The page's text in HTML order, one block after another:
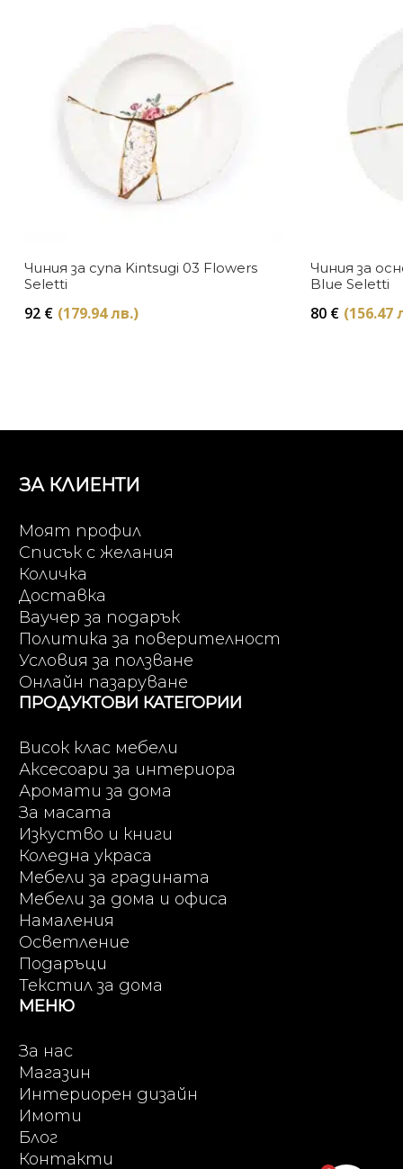
Чиния за супа Kintsugi 03 Flowers
Seletti
92 € (179.94 лв.)
Чиния за
Blue Seletti
80 € (156.47
ЗА КЛИЕНТИ
Моят профил
Списък с желания
Количка
Доставка
Ваучер за подарък
Политика за поверителност
Условия за ползване
Онлайн пазаруване
ПРОДУКТОВИ КАТЕГОРИИ
Висок клас мебели
Аксесоари за интериора
Аромати за дома
За масата
Изкуство и книги
Коледна украса
Мебели за градината
Мебели за дома и офиса
Намаления
Осветление
Подаръци
Текстил за дома
МЕНЮ
За нас
Магазин
Интериорен дизайн
Имоти
Блог
Контакти